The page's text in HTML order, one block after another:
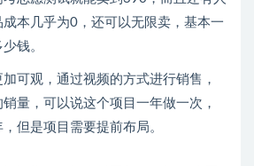
本几乎为0，还可以无限卖，基本一
钱。
可观，通过视频的方式进行销售，
量，可以说这个项目一年做一次，
但是项目需要提前布局。